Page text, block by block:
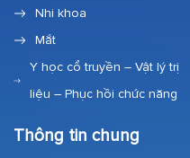
Nhi khoa
Mắt
Y học cổ truyền – Vật lý trị
liệu – Phục hồi chức năng
Thông tin chung